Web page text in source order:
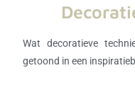
Wat decoratieve
getoond in een